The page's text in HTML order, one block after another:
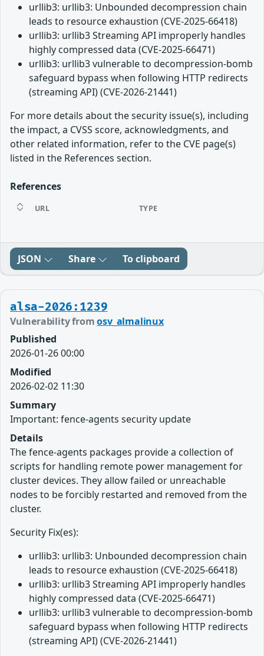
urllib3: urllib3: Unbounded decompression chain
leads to resource exhaustion (CVE-2025-66418)
urllib3: urllib3 Streaming API improperly handles
highly compressed data (CVE-2025-66471)
urllib3: urllib3 vulnerable to decompression-bomb
safeguard bypass when following HTTP redirects
(streaming API) (CVE-2026-21441)
For more details about the security issue(s), including
the impact, a CVSS score, acknowledgments, and
other related information, refer to the CVE page(s)
listed in the References section.
References
URL TYPE
JSON Share To clipboard
alsa-2026:1239
Vulnerability fromosv_almalinux
Published
2026-01-26 00:00
Modified
2026-02-02 11:30
Summary
Important: fence-agents security update
Details
The fence-agents packages provide a collection of
scripts for handling remote power management for
cluster devices. They allow failed or unreachable
nodes to be forcibly restarted and removed from the
cluster.
Security Fix(es):
urllib3: urllib3: Unbounded decompression chain
leads to resource exhaustion (CVE-2025-66418)
urllib3: urllib3 Streaming API improperly handles
highly compressed data (CVE-2025-66471)
urllib3: urllib3 vulnerable to decompression-bomb
safeguard bypass when following HTTP redirects
(streaming API) (CVE-2026-21441)